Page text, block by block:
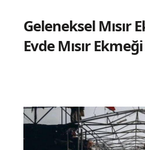
Geleneksel Mısır
Evde Mısır Ekmeği